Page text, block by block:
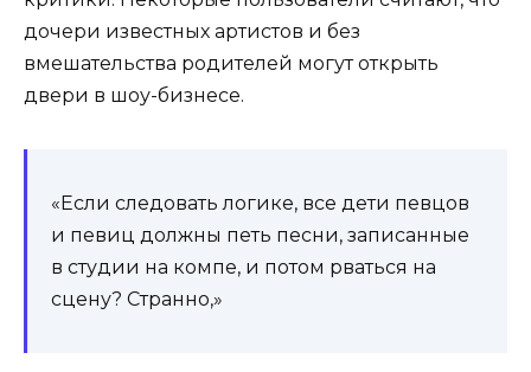
дочери известных артистов и без
вмешательства родителей могут открыть
двери в шоу-бизнесе.
«Если следовать логике, все дети певцов
и певиц должны петь песни, записанные
в студии на компе, и потом рваться на
сцену? Странно,»